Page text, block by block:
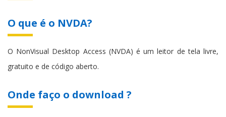
O que é o NVDA?
O NonVisual Desktop Access (NVDA) é um leitor de tela livre,
gratuito e de código aberto.
Onde faço o download ?